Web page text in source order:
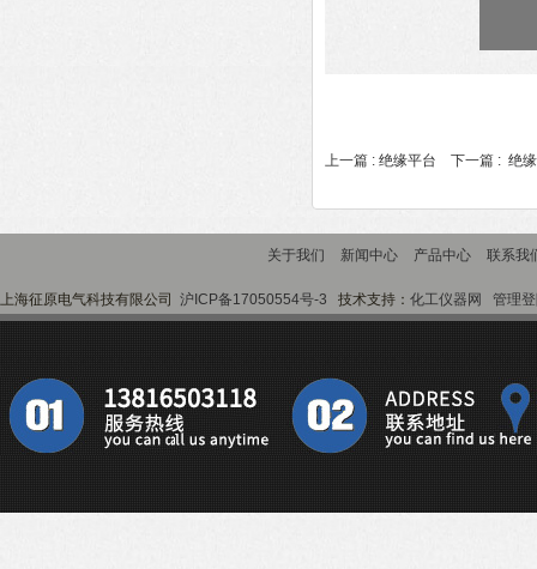
上一篇 : 绝缘平台 下一篇 : 绝
关于我们 新闻中心 产品中心 联系我
上海征原电气科技有限公司 沪ICP备17050554号-3 技术支持： 化工仪器网 管理